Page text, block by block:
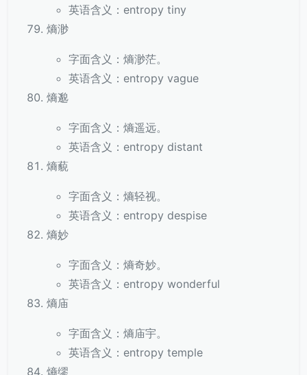
英语含义：entropy tiny
熵渺
字面含义：熵渺茫。
英语含义：entropy vague
熵邈
字面含义：熵遥远。
英语含义：entropy distant
熵藐
字面含义：熵轻视。
英语含义：entropy despise
熵妙
字面含义：熵奇妙。
英语含义：entropy wonderful
熵庙
字面含义：熵庙宇。
英语含义：entropy temple
熵缪